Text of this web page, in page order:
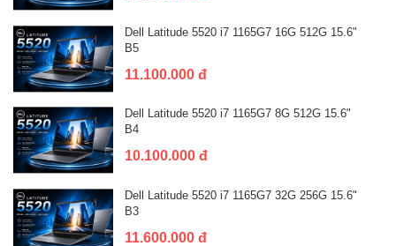
Dell Latitude 5520 i7 1165G7 16G 512G 15.6"
B5
11.100.000 đ
Dell Latitude 5520 i7 1165G7 8G 512G 15.6"
B4
10.100.000 đ
Dell Latitude 5520 i7 1165G7 32G 256G 15.6"
B3
11.600.000 đ